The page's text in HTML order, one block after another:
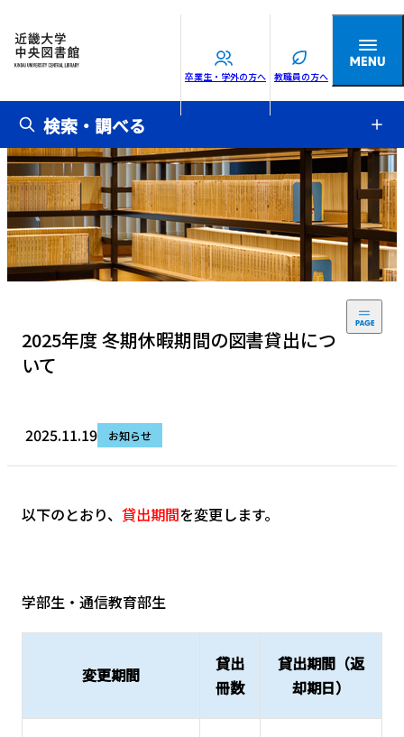
卒業生・学外の方へ 教職員の方へ
検索・調べる
2025年度 冬期休暇期間の図書貸出につ
いて
2025.11.19 お知らせ
以下のとおり、 貸出期間を変更します。
学部生・通信教育部生
変更期間
貸出
冊数
貸出期間（返
却期日）